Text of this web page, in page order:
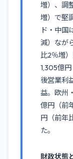
増）、調
増）で堅
ド・中国
減）なが
比2％増
1,305億
後営業利
益。欧州
億円（前
円（前年
た。
財政状態